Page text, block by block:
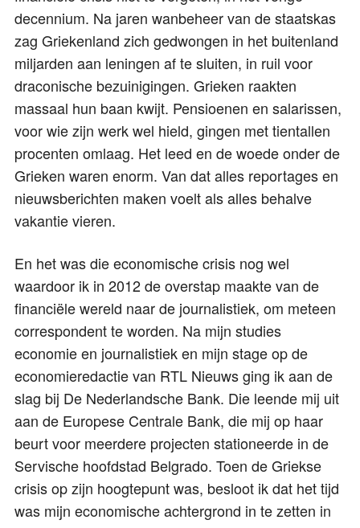
decennium. Na jaren wanbeheer van de staatskas
zag Griekenland zich gedwongen in het buitenland
miljarden aan leningen af te sluiten, in ruil voor
draconische bezuinigingen. Grieken raakten
massaal hun baan kwijt. Pensioenen en salarissen,
voor wie zijn werk wel hield, gingen met tientallen
procenten omlaag. Het leed en de woede onder de
Grieken waren enorm. Van dat alles reportages en
nieuwsberichten maken voelt als alles behalve
vakantie vieren.
En het was die economische crisis nog wel
waardoor ik in 2012 de overstap maakte van de
financiële wereld naar de journalistiek, om meteen
correspondent te worden. Na mijn studies
economie en journalistiek en mijn stage op de
economieredactie van RTL Nieuws ging ik aan de
slag bij De Nederlandsche Bank. Die leende mij uit
aan de Europese Centrale Bank, die mij op haar
beurt voor meerdere projecten stationeerde in de
Servische hoofdstad Belgrado. Toen de Griekse
crisis op zijn hoogtepunt was, besloot ik dat het tijd
was mijn economische achtergrond in te zetten in